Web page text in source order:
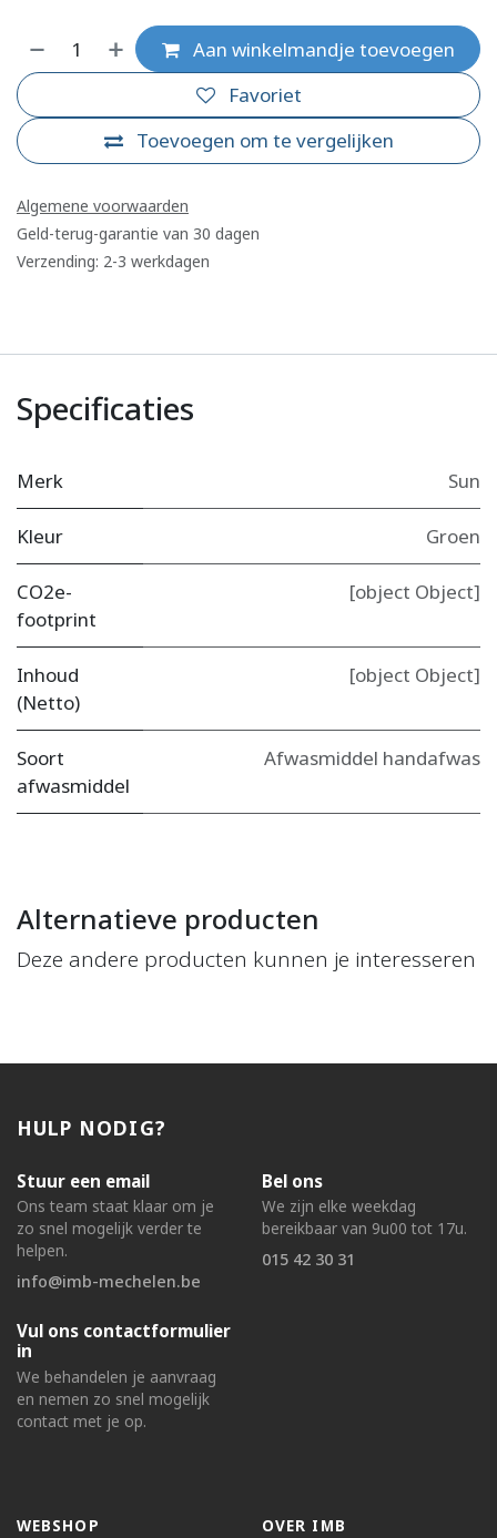
Aan winkelmandje toevoegen
Toevoegen om te vergelijken
Favoriet
Algemene voorwaarden
Geld-terug-garantie van 30 dagen
Verzending: 2-3 werkdagen
Specificaties
Merk Sun
Kleur Groen
CO2e-
footprint
[object Object]
Inhoud
(Netto)
[object Object]
Soort
afwasmiddel
Afwasmiddel handafwas
Alternatieve producten
Deze andere producten kunnen je interesseren
HULP NODIG?
Stuur een email
Ons team staat klaar om je
zo snel mogelijk verder te
helpen.
info@imb-mechelen.be
Bel ons
We zijn elke weekdag
bereikbaar van 9u00 tot 17u.
015 42 30 31
Vul ons contactformulier
in
We behandelen je aanvraag
en nemen zo snel mogelijk
contact met je op.
WEBSHOP OVER IMB